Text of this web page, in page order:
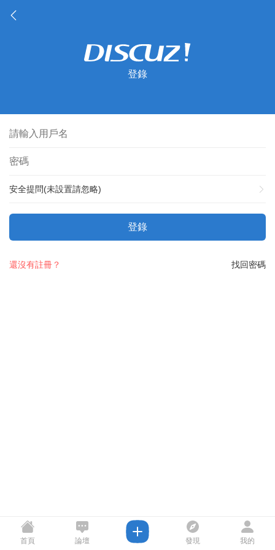
登錄
安全提問(未設置請忽略)
登錄
找回密碼
還沒有註冊？
首頁 論壇 發現 我的